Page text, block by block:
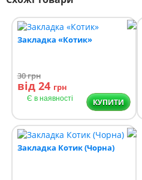
Закладка «Котик»
30грн
від 24 грн
Є в наявності КУПИТИ
Закладка Котик (Чорна)